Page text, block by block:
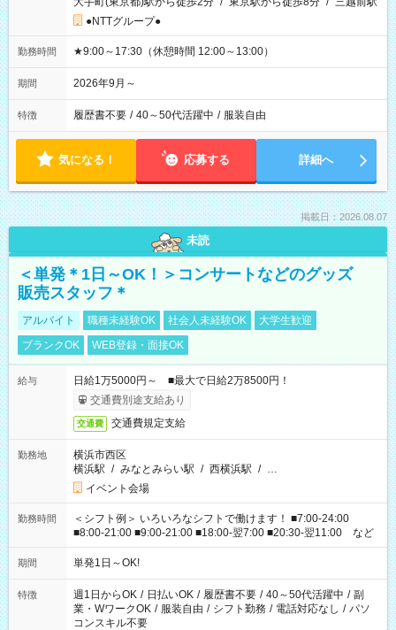
●NTTグループ●
勤務時間 ★9:00～17:30（休憩時間 12:00～13:00）
期間 2026年9月～
特徴 履歴書不要 / 40～50代活躍中 / 服装自由
気になる！ 応募する 詳細へ
掲載日：2026.08.07
未読
＜単発＊1日～OK！＞コンサートなどのグッズ
販売スタッフ＊
アルバイト 職種未経験OK 社会人未経験OK
大学生歓迎
ブランクOK
WEB登録・面接OK
給与
日給1万5000円～ ■最大で日給2万8500円！
交通費別途支給あり
交通費 交通費規定支給
勤務地
横浜市西区
横浜駅 / みなとみらい駅 / 西横浜駅 / …
イベント会場
勤務時間
＜シフト例＞ いろいろなシフトで働けます！ ■7:00-24:00
■8:00-21:00 ■9:00-21:00 ■18:00-翌7:00 ■20:30-翌11:00 など
期間 単発1日～OK!
特徴 週1日からOK / 日払いOK / 履歴書不要 / 40～50代活躍中 / 副
業・WワークOK / 服装自由 / シフト勤務 / 電話対応なし / パソ
コンスキル不要